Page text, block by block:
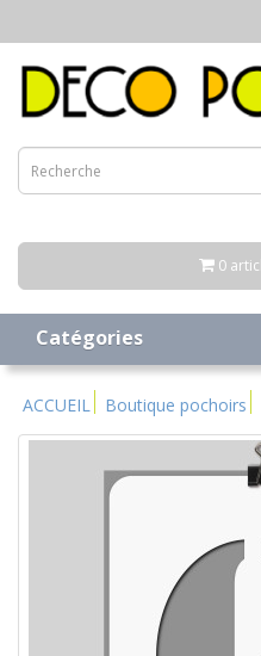
0
Catégories
ACCUEIL Boutique pochoirs